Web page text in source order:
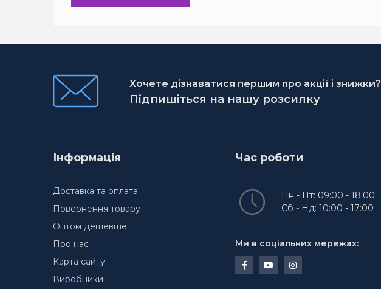
Хочете дізнаватися першим про акції і знижки?
Підпишіться на нашу розсилку
Інформація
Доставка та оплата
Повернення товару
Оптом дешевше
Про нас
Карта сайту
Виробники
Час роботи
Пн - Пт: 09:00 - 18:00
Сб - Нд: 10:00 - 17:00
Ми в соціальних мережах: